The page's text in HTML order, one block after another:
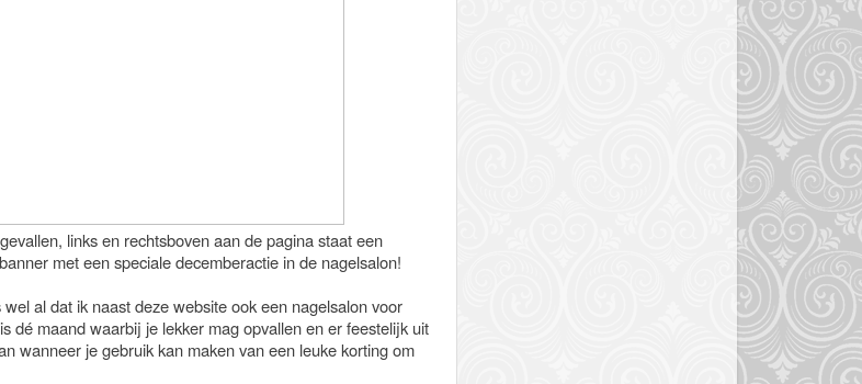
links en rechtsboven aan de pagina staat een
met een speciale decemberactie in de nagelsalon!
al dat ik naast deze website ook een nagelsalon voor
dé maand waarbij je lekker mag opvallen en er feestelijk uit
wanneer je gebruik kan maken van een leuke korting om